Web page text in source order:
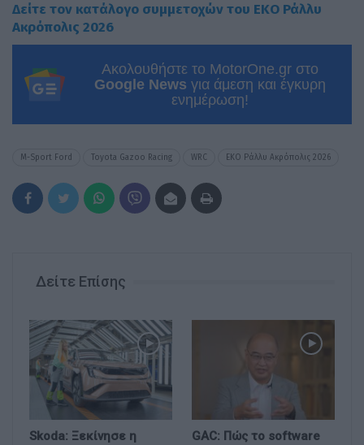
Δείτε τον κατάλογο συμμετοχών του ΕΚΟ Ράλλυ
Ακρόπολις 2026
Ακολουθήστε το MotorOne.gr στο
Google News για άμεση και έγκυρη
ενημέρωση!
M-Sport Ford Toyota Gazoo Racing WRC ΕΚΟ Ράλλυ Ακρόπολις 2026
Δείτε Επίσης
Skoda: Ξεκίνησε η
GAC: Πώς το software